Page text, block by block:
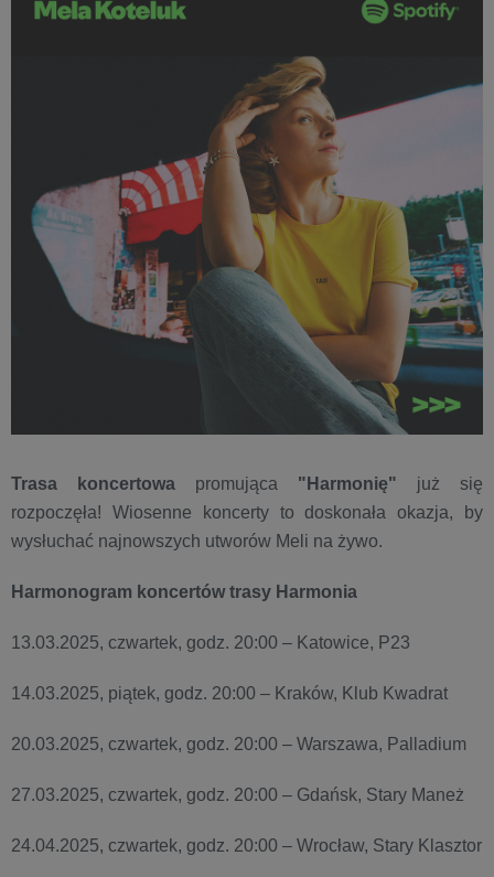
Trasa koncertowa promująca "Harmonię" już się
rozpoczęła! Wiosenne koncerty to doskonała okazja, by
wysłuchać najnowszych utworów Meli na żywo.
Harmonogram koncertów trasy Harmonia
13.03.2025, czwartek, godz. 20:00 – Katowice, P23
14.03.2025, piątek, godz. 20:00 – Kraków, Klub Kwadrat
20.03.2025, czwartek, godz. 20:00 – Warszawa, Palladium
27.03.2025, czwartek, godz. 20:00 – Gdańsk, Stary Maneż
24.04.2025, czwartek, godz. 20:00 – Wrocław, Stary Klasztor